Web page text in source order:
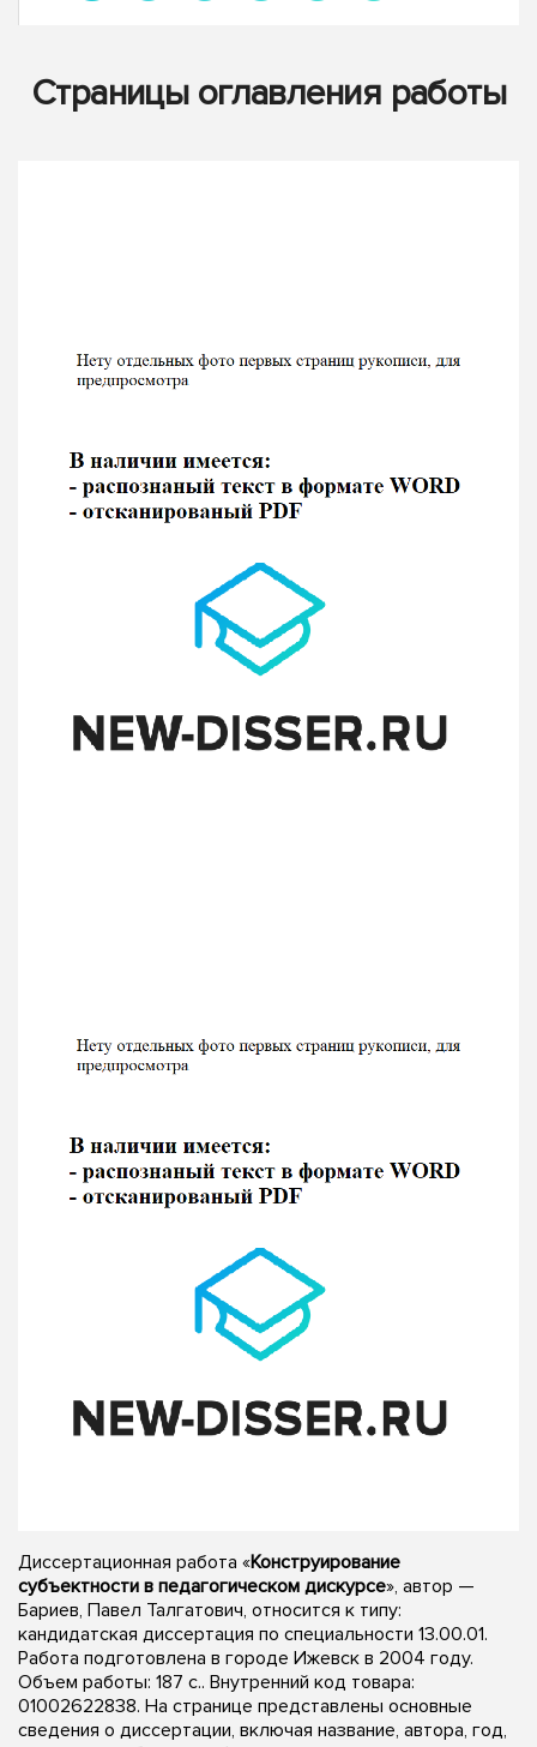
Страницы оглавления работы
Диссертационная работа «Конструирование
субъектности в педагогическом дискурсе», автор —
Бариев, Павел Талгатович, относится к типу:
кандидатская диссертация по специальности 13.00.01.
Работа подготовлена в городе Ижевск в 2004 году.
Объем работы: 187 с.. Внутренний код товара:
01002622838. На странице представлены основные
сведения о диссертации, включая название, автора, год,